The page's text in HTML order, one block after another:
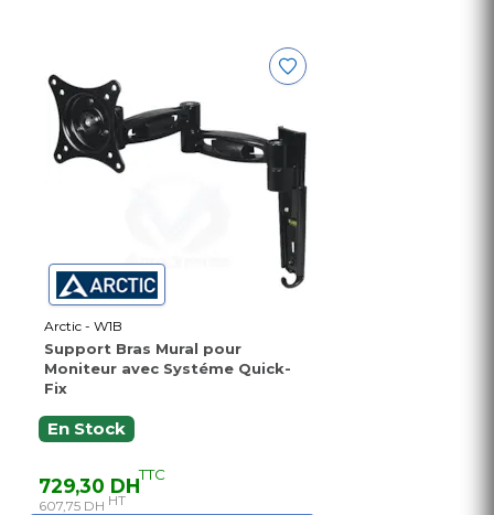
Arctic - W1B
Support Bras Mural pour
Moniteur avec Systéme Quick-
Fix
En Stock
729,30 DHTTC
607,75 DH HT